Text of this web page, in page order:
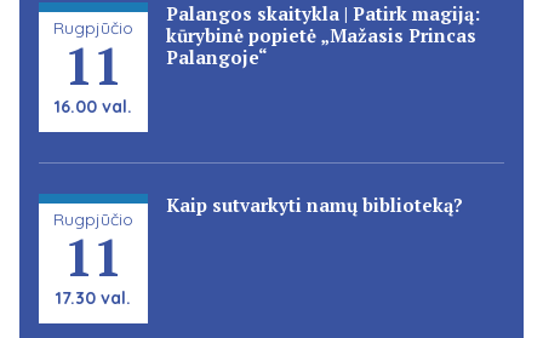
Rugpjūčio
11
16.00 val.
Palangos skaitykla | Patirk magiją:
kūrybinė popietė „Mažasis Princas
Palangoje“
Rugpjūčio
11
17.30 val.
Kaip sutvarkyti namų biblioteką?